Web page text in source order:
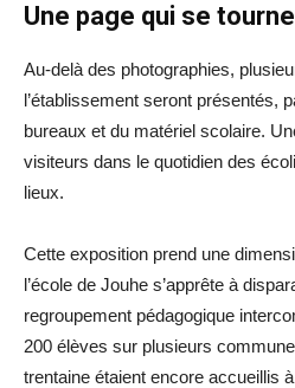
Une page qui se
Au-delà des photographies,
l’établissement seront présentés,
bureaux et du matériel scolaire.
visiteurs dans le quotidien des
lieux.
Cette exposition prend une
l’école de Jouhe s’apprête à
regroupement pédagogique
200 élèves sur plusieurs
trentaine étaient encore accueillis